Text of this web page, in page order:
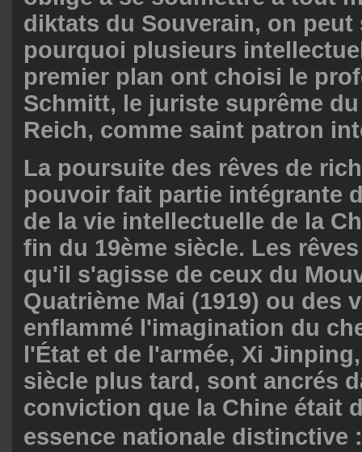
diktats du Souverain, on peut
pourquoi plusieurs
premier plan ont choisi le
Schmitt, le juriste suprême
Reich, comme saint patron
La poursuite des rêves de
pouvoir fait partie intégrante
de la vie intellectuelle de la
fin du 19ème siècle. Les
qu'il s'agisse de ceux du
Quatrième Mai (1919) ou des
enflammé l'imagination du
l'État et de l'armée, Xi
siècle plus tard, sont ancrés
conviction que la Chine était
essence nationale distinctive